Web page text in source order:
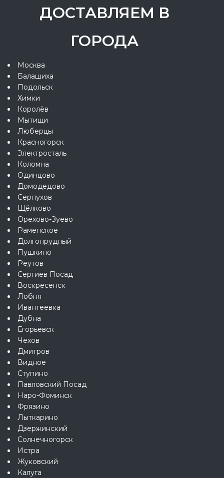
ДОСТАВЛЯЕМ В
ГОРОДА
Москва
Балашиха
Подольск
Химки
Королёв
Мытищи
Люберцы
Красногорск
Электросталь
Коломна
Одинцово
Домодедово
Серпухов
Щёлково
Орехово-Зуево
Раменское
Долгопрудный
Пушкино
Реутов
Сергиев Посад
Воскресенск
Лобня
Ивантеевка
Дубна
Егорьевск
Чехов
Дмитров
Видное
Ступино
Павловский Посад
Наро-Фоминск
Фрязино
Лыткарино
Дзержинский
Солнечногорск
Истра
Жуковский
Калуга